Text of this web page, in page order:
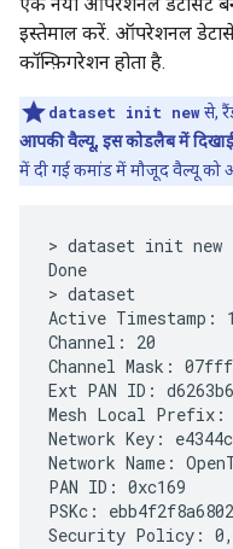
इस्तेमाल करें. ऑपरेशनल
कॉन्फ़िगरेशन होता है.
dataset init newसे,
आपकी वैल्यू, इस कोडलैब में
में दी गई कमांड में मौजूद वैल्यू
> dataset init new
Done
> dataset
Active Timestamp: 1
Channel: 20
Channel Mask:
Ext PAN ID:
Mesh Local Prefix:
Network Key:
Network Name:
PAN ID: 0xc169
PSKc:
Security Policy: